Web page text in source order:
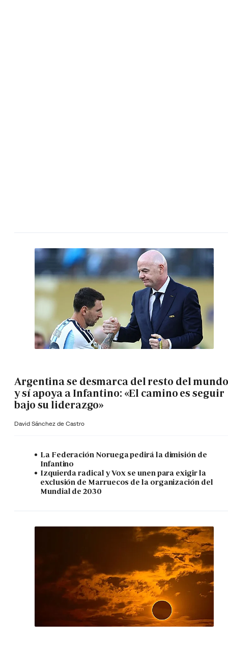
Argentina se desmarca del resto del mundo
y sí apoya a Infantino: «El camino es seguir
bajo su liderazgo»
David Sánchez de Castro
La Federación Noruega pedirá la dimisión de
Infantino
Izquierda radical y Vox se unen para exigir la
exclusión de Marruecos de la organización del
Mundial de 2030